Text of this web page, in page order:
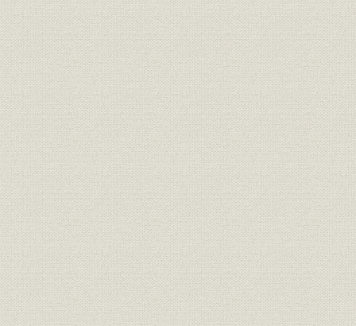
3. 企業増税への対応
4. 資本市場の自由化
(1) 社債発行市場をめぐる問題
(2) 短期金融市場整備をめぐる問題
(3) 株式市場の機能拡充
(4) 株券振替決済制度の検討
5. 商法改正問題の展開と国際的なディスクロージャーの進展
(1) 新しい法規制分野の登場
(2) 商法改正問題の展開
(3) 商法改正と企業経理の調整